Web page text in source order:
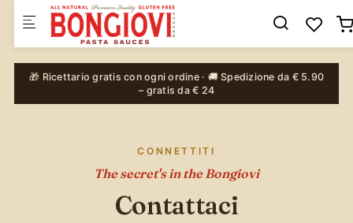
Skip to main content
🎁 Ricettario gratis con ogni ordine · 🚚 Spedizione da € 5.90
– gratis da € 24
CONNETTITI
The secret's in the Bongiovi
Contattaci